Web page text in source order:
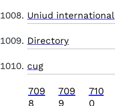
Uniud international
Directory
cug
709
8
709
9
710
0